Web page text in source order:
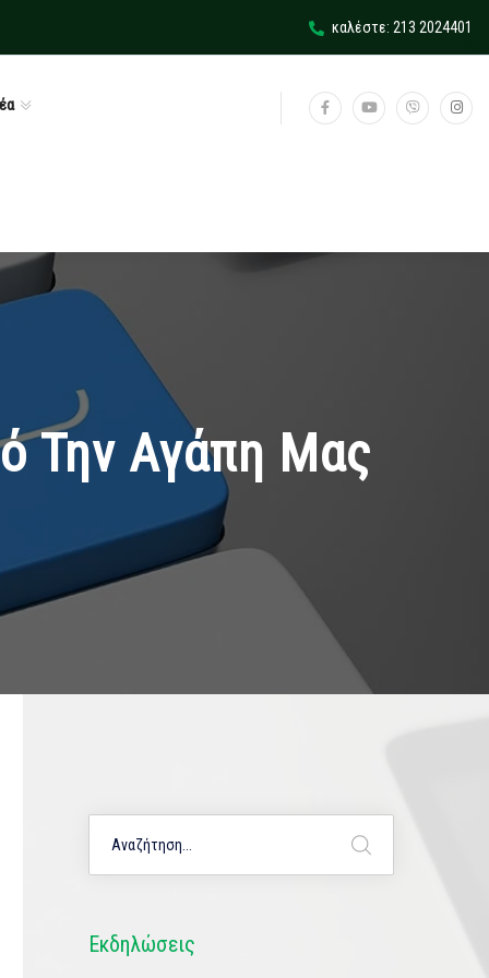
καλέστε: 213 2024401
Την Αγάπη Μας
Εκδηλώσεις